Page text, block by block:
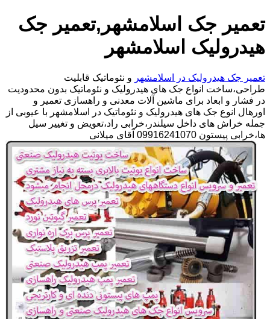
تعمیر جک اسلامشهر,تعمیر جک
هیدرولیک اسلامشهر
تعمیر جک هیدرولیک در اسلامشهر و نئوماتیک قابلیت
طراحی،ساخت انواع جک های هیدرولیک و نئوماتیک بدون محدودیت
در فشار و ابعاد برای ماشین آلات معدنی و راهسازی تعمیر و
اورهال انوع جک های هیدرولیک و نئوماتیک در اسلامشهر با عیوبی از
جمله خراش های داخل سیلندر،خرابی راد،تعویض و تغییر سیل
ها،خرابی پیستون 09916241070 آقای میلانی